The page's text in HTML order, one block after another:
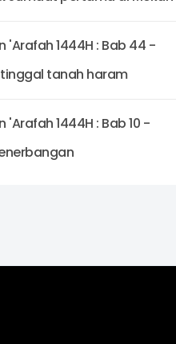
'Arafah 1444H : Bab 44 -
tanah haram
'Arafah 1444H : Bab 10 -